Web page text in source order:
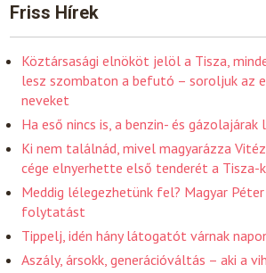
Friss Hírek
Köztársasági elnököt jelöl a Tisza,
lesz szombaton a befutó – soroljuk az
neveket
Ha eső nincs is, a benzin- és gázolajárak
Ki nem találnád, mivel magyarázza
cége elnyerhette első tenderét a Tisza-
Meddig lélegezhetünk fel? Magyar
folytatást
Tippelj, idén hány látogatót várnak
Aszály, ársokk, generációváltás – aki a